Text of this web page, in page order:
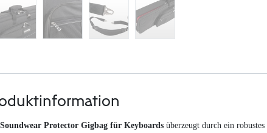
Soundwear Protector Gigbag für Keyboards überzeugt durch ein